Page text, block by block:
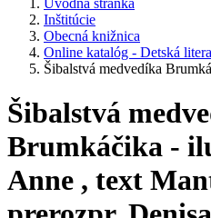
Úvodná stránka
Inštitúcie
Obecná knižnica
Online katalóg - Detská
Šibalstvá medvedíka
Šibalstvá
Brumkáčika -
Anne , text